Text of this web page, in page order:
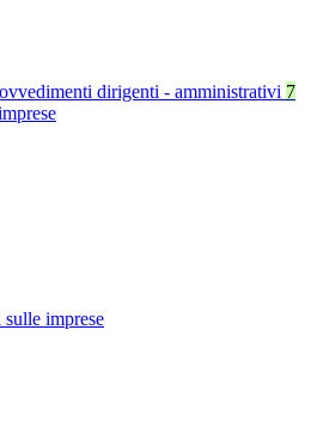
dirigenti - amministrativi 7
imprese